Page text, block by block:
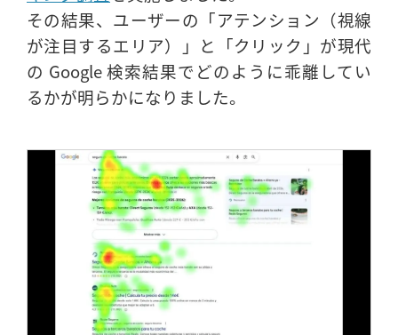
その結果、ユーザーの「アテンション（視線
が注目するエリア）」と「クリック」が現代
の Google 検索結果でどのように乖離してい
るかが明らかになりました。